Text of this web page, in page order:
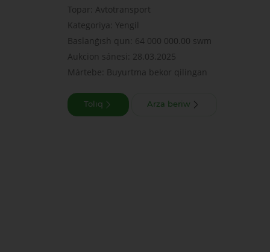
Topar: Avtotransport
Kategoriya: Yengil
Baslanǵısh qun: 64 000 000.00 swm
Aukcion sánesi: 28.03.2025
Mártebe: Buyurtma bekor qilingan
Tolıq Arza beriw